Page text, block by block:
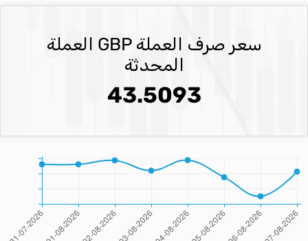
سعر صرف العملة GBP العملة
المحدثة
43.5093